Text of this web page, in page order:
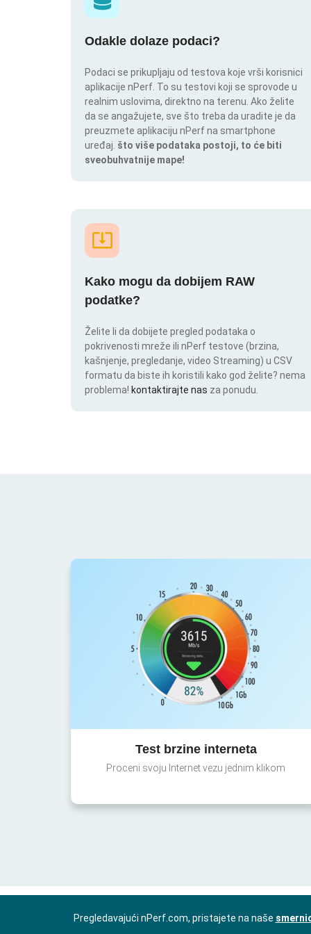
Odakle dolaze podaci?
Podaci se prikupljaju od testova koje vrši korisnici
aplikacije nPerf. To su testovi koji se sprovode u
realnim uslovima, direktno na terenu. Ako želite
da se angažujete, sve što treba da uradite je da
preuzmete aplikaciju nPerf na smartphone
uređaj. što više podataka postoji, to će biti
sveobuhvatnije mape!
Kako mogu da dobijem RAW
podatke?
Želite li da dobijete pregled podataka o
pokrivenosti mreže ili nPerf testove (brzina,
kašnjenje, pregledanje, video Streaming) u CSV
formatu da biste ih koristili kako god želite? nema
problema! kontaktirajte nas za ponudu.
Test brzine interneta
Proceni svoju Internet vezu jednim klikom
Pregledavajući nPerf.com, pristajete na naše